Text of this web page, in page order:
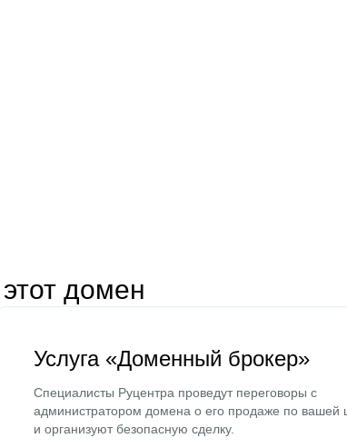
домен
Услуга «Доменный брокер»
Специалисты Руцентра проведут переговоры с
администратором домена о его продаже по вашей
и организуют безопасную сделку.